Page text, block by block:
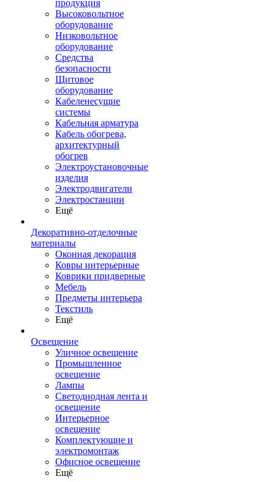
продукция
Высоковольтное
оборудование
Низковольтное
оборудование
Средства
безопасности
Щитовое
оборудование
Кабеленесущие
системы
Кабельная арматура
Кабель обогрева,
архитектурный
обогрев
Электроустановочные
изделия
Электродвигатели
Электростанции
Ещё
Декоративно-отделочные
материалы
Оконная декорация
Ковры интерьерные
Коврики придверные
Мебель
Предметы интерьера
Текстиль
Ещё
Освещение
Уличное освещение
Промышленное
освещение
Лампы
Светодиодная лента и
освещение
Интерьерное
освещение
Комплектующие и
электромонтаж
Офисное освещение
Ещё